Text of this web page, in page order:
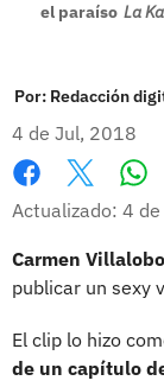
el paraíso La
Por: Redacción
4 de Jul, 2018
Facebook
X
Actualizado: 4
Carmen
publicar un sexy
El clip lo hizo
de un capítulo